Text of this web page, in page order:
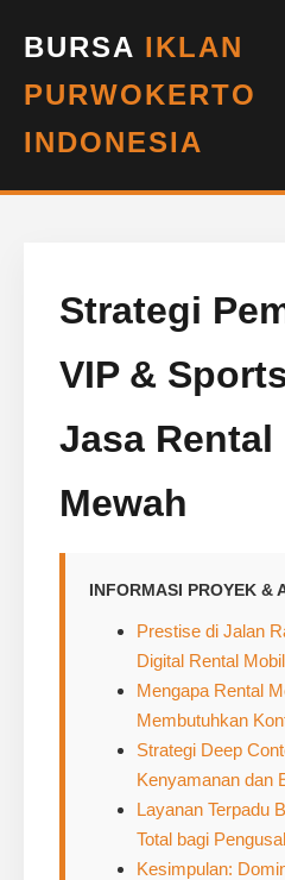
BURSA IKLAN
PURWOKERTO
INDONESIA
Strategi
VIP &
Jasa Rental
Mewah
INFORMASI PROYEK &
Prestise di Jalan
Digital Rental
Mengapa Rental
Membutuhkan
Strategi Deep
Kenyamanan dan
Layanan Terpadu
Total bagi
Kesimpulan: